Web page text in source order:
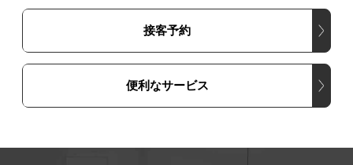
接客予約
便利なサービス